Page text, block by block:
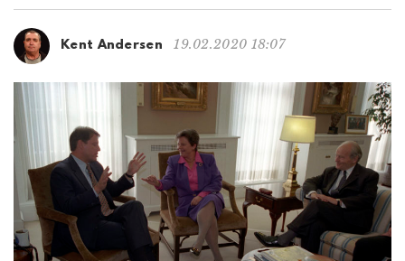
Kent Andersen 19.02.2020 18:07